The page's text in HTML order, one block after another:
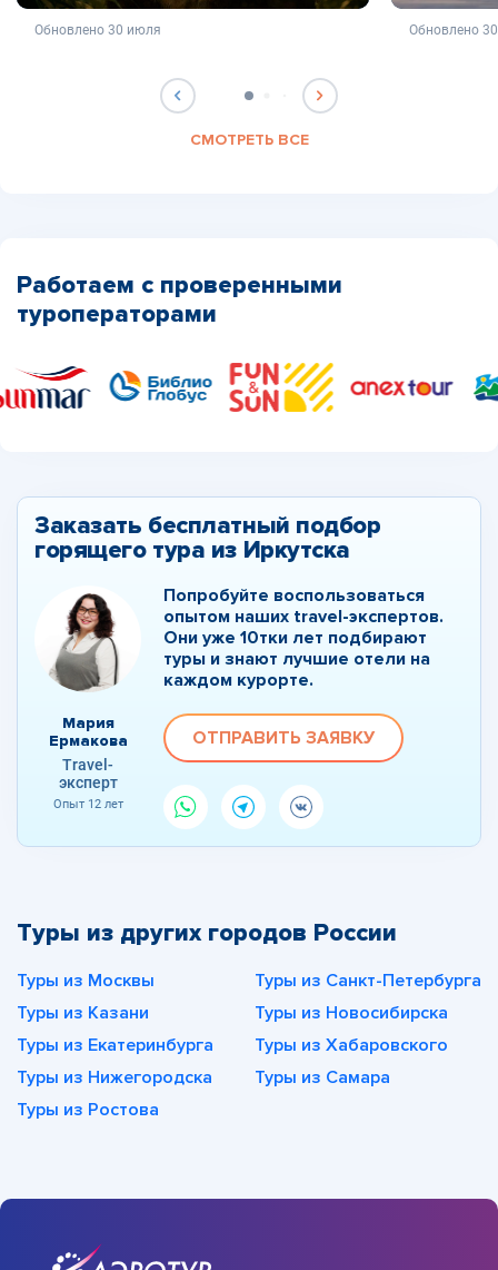
не является публичной офертой
Обновлено 30 июля не
Обновлено
СМОТРЕТЬ ВСЕ
Работаем с проверенными
туроператорами
Заказать бесплатный подбор
горящего тура из Иркутска
Мария
Ермакова
Travel-
эксперт
Опыт 12 лет
Попробуйте воспользоваться
опытом наших travel-экспертов.
Они уже 10тки лет подбирают
туры и знают лучшие отели на
каждом курорте.
ОТПРАВИТЬ ЗАЯВКУ
Туры из других городов России
Туры из Москвы
Туры из Санкт-Петербурга
Туры из Казани
Туры из Новосибирска
Туры из Екатеринбурга
Туры из Хабаровского
Туры из Нижегородска
Туры из Самара
Туры из Ростова